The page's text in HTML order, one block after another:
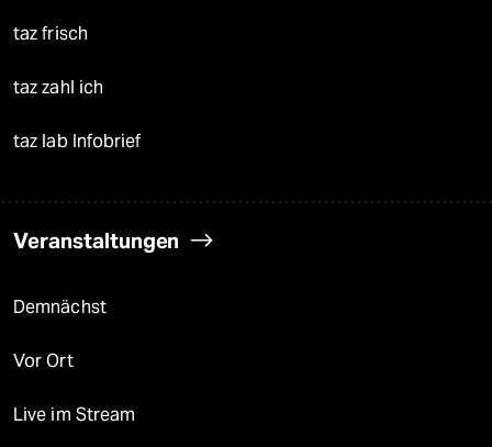
taz frisch
taz zahl ich
taz lab Infobrief
Veranstaltungen
Demnächst
Vor Ort
Live im Stream